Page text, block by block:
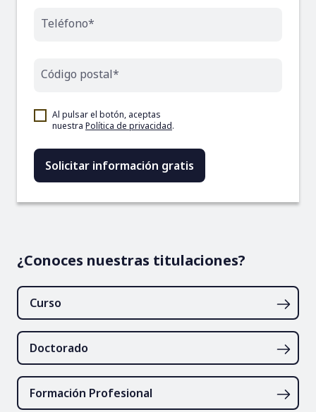
Teléfono*
Código postal*
Al pulsar el botón, aceptas
nuestra Política de privacidad.
¿Conoces nuestras titulaciones?
Curso
Doctorado
Formación Profesional